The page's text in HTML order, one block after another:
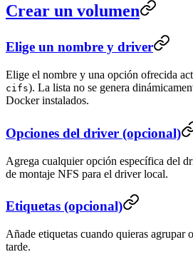
Crear un volumen
Elige un nombre y driver
Elige el nombre y una opción ofrecida
cifs). La lista no se genera
Docker instalados.
Opciones del driver (opcional)
Agrega cualquier opción específica del
de montaje NFS para el driver local.
Etiquetas (opcional)
Añade etiquetas cuando quieras agrupar
tarde.